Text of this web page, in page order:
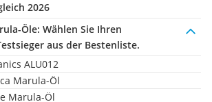
2026
Öle: Wählen Sie Ihren
aus der Bestenliste.
ALU012
Marula-Öl
Marula-Öl